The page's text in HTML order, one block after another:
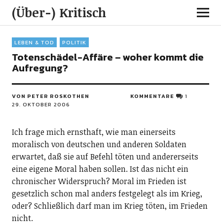
(Über-) Kritisch
LEBEN & TOD POLITIK
Totenschädel-Affäre – woher kommt die
Aufregung?
VON PETER ROSKOTHEN
29. OKTOBER 2006
KOMMENTARE 1
Ich frage mich ernsthaft, wie man einerseits
moralisch von deutschen und anderen Soldaten
erwartet, daß sie auf Befehl töten und andererseits
eine eigene Moral haben sollen. Ist das nicht ein
chronischer Widerspruch? Moral im Frieden ist
gesetzlich schon mal anders festgelegt als im Krieg,
oder? Schließlich darf man im Krieg töten, im Frieden
nicht.